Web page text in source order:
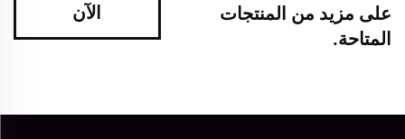
على مزيد من المنتجات
المتاحة.
الآن